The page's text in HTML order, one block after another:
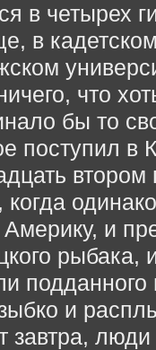
в четырех
в
что
бы то
поступил в
втором
Америку, и
рыбака,
подданного
и
завтра,